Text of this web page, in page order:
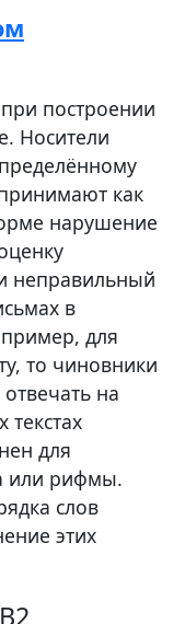
построении
Носители
как
нарушение
неправильный
в
для
то чиновники
на
для
или рифмы.
слов
этих